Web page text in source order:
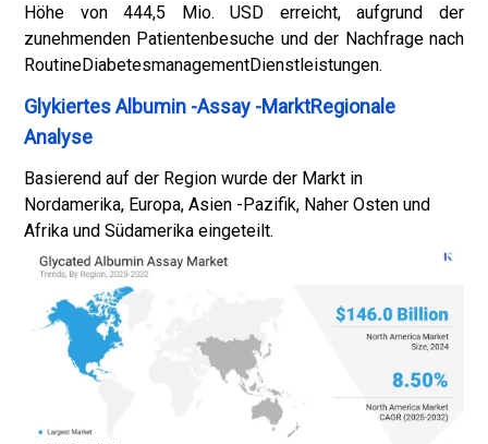
Höhe von 444,5 Mio. USD erreicht, aufgrund der
zunehmenden Patientenbesuche und der Nachfrage nach
RoutineDiabetesmanagementDienstleistungen.
Glykiertes Albumin -Assay -MarktRegionale
Analyse
Basierend auf der Region wurde der Markt in
Nordamerika, Europa, Asien -Pazifik, Naher Osten und
Afrika und Südamerika eingeteilt.